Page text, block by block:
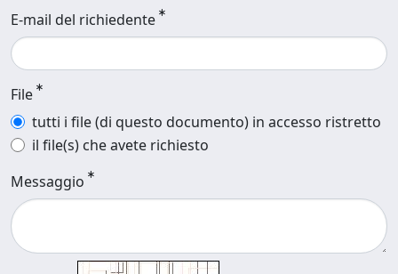
E-mail del richiedente
File
tutti i file (di questo documento) in accesso ristretto
il file(s) che avete richiesto
Messaggio